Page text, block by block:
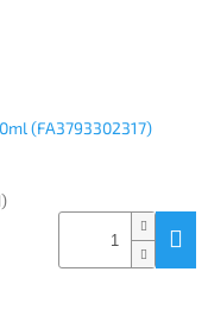
(FA3793302317)